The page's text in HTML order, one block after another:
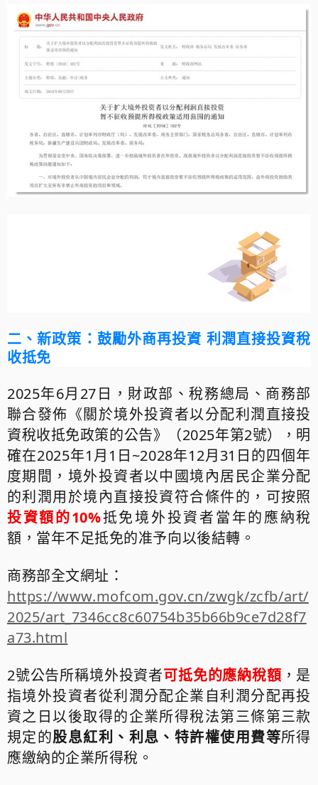
二、新政策：鼓勵外商再投資 利潤直接投資稅
收抵免
2025年6月 27日，財政部、稅務總局、商務部
聯合發佈《關於境外投資者以分配利潤直接投
資稅收抵免政策的公告》（2025年第2號），明
確在2025年1 月 1 日~2028年12月31 日的四個年
度期間，境外投資者以中國境內居民企業分配
的利潤用於境內直接投資符合條件的，可按照
投資額的10%抵免境外投資者當年的應納稅
額，當年不足抵免的准予向以後結轉。
商務部全文網址：
https://www.mofcom.gov.cn/zwgk/zcfb/art/
2025/art_7346cc8c60754b35b66b9ce7d28f7
a73.html
2號公告所稱境外投資者可抵免的應納稅額 ，是
指境外投資者從利潤分配企業自利潤分配再投
資之日以後取得的企業所得稅法第三條第三款
規定的股息紅利、利息、特許權使用費等所得
應繳納的企業所得稅。